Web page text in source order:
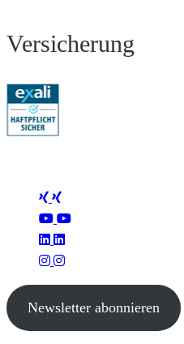
Versicherung
Newsletter abonnieren